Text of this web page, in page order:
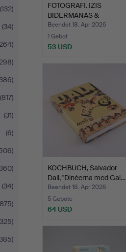
(132)
(34)
(817)
(31)
(6)
(34)
FOTOGRAFI. IZIS
BIDERMANAS &
JACQUES PREVE…
Beendet 18. Apr 2026
1 Gebot
53 USD
KOCHBUCH, Salvador
Dali, "Dinéerna med Gal…
Beendet 18. Apr 2026
5 Gebote
64 USD